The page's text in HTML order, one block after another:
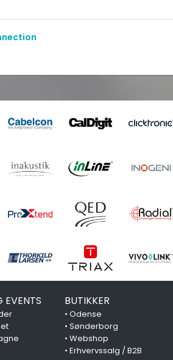
EVENTS BUTIKKER
•Odense
•Sønderborg
•Webshop
•Erhvervssalg / B2B